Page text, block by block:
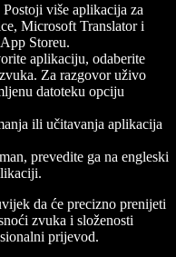
Postoji više aplikacija za
Microsoft Translator i
Storeu.
aplikaciju, odaberite
Za razgovor uživo
datoteku opciju
ili učitavanja aplikacija
prevedite ga na engleski
da će precizno prenijeti
zvuka i složenosti
prijevod.